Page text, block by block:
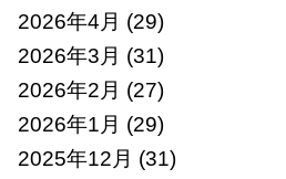
2026年4月 (29)
2026年3月 (31)
2026年2月 (27)
2026年1月 (29)
2025年12月 (31)